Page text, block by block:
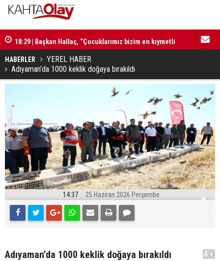
18:29 | Başkan Hallaç, “Çocuklarımız bizim en kıymetli
emanetlerimizdir”
16:52 |
HABERLER
YEREL HABER
Adıyaman’da 1000 keklik doğaya bırakıldı
14:37 25 Haziran 2026 Perşembe
Adıyaman’da 1000 keklik doğaya bırakıldı
A+